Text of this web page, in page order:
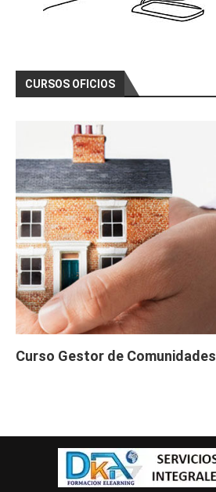
CURSOS OFICIOS
Curso Gestor de Comunidades